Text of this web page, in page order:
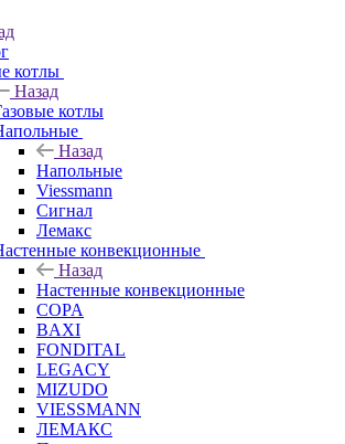
котлы
Назад
котлы
Назад
Напольные
Viessmann
Сигнал
Лемакс
конвекционные
Назад
Настенные конвекционные
COPA
BAXI
FONDITAL
LEGACY
MIZUDO
VIESSMANN
ЛЕМАКС